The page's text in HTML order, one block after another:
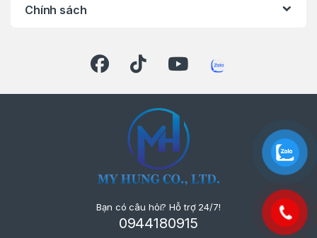
Chính sách
Bạn có câu hỏi? Hỗ trợ 24/7!
0944180915